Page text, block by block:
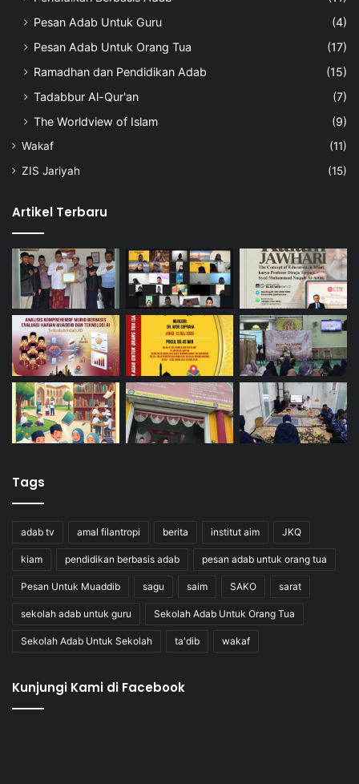
Pesan Adab Untuk Guru
(4)
Pesan Adab Untuk Orang Tua
(17)
Ramadhan dan Pendidikan Adab
(15)
Tadabbur Al-Qur'an
(7)
The Worldview of Islam
(9)
Wakaf
(11)
ZIS Jariyah
(15)
Artikel Terbaru
Tags
adab tv amal filantropi berita institut aim JKQ
kiam pendidikan berbasis adab pesan adab untuk orang tua
Pesan Untuk Muaddib sagu saim SAKO sarat
sekolah adab untuk guru Sekolah Adab Untuk Orang Tua
Sekolah Adab Untuk Sekolah ta'dib wakaf
Kunjungi Kami di Facebook